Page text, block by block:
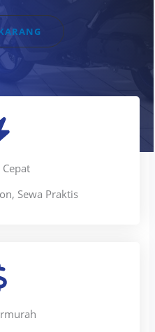
Cepat
Sewa Praktis